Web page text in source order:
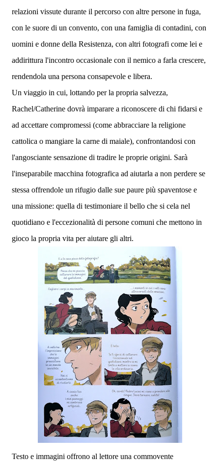
relazioni vissute durante il percorso con altre persone in fuga,
con le suore di un convento, con una famiglia di contadini, con
uomini e donne della Resistenza, con altri fotografi come lei e
addirittura l'incontro occasionale con il nemico a farla crescere,
rendendola una persona consapevole e libera.
Un viaggio in cui, lottando per la propria salvezza,
Rachel/Catherine dovrà imparare a riconoscere di chi fidarsi e
ad accettare compromessi (come abbracciare la religione
cattolica o mangiare la carne di maiale), confrontandosi con
l'angosciante sensazione di tradire le proprie origini. Sarà
l'inseparabile macchina fotografica ad aiutarla a non perdere se
stessa offrendole un rifugio dalle sue paure più spaventose e
una missione: quella di testimoniare il bello che si cela nel
quotidiano e l'eccezionalità di persone comuni che mettono in
gioco la propria vita per aiutare gli altri.
Testo e immagini offrono al lettore una commovente